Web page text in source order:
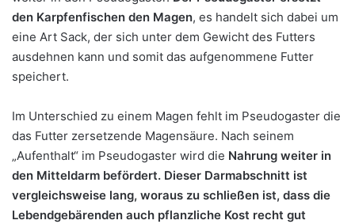
den Karpfenfischen den Magen, es handelt sich dabei um
eine Art Sack, der sich unter dem Gewicht des Futters
ausdehnen kann und somit das aufgenommene Futter
speichert.
Im Unterschied zu einem Magen fehlt im Pseudogaster die
das Futter zersetzende Magensäure. Nach seinem
„Aufenthalt“ im Pseudogaster wird die Nahrung weiter in
den Mitteldarm befördert. Dieser Darmabschnitt ist
vergleichsweise lang, woraus zu schließen ist, dass die
Lebendgebärenden auch pflanzliche Kost recht gut